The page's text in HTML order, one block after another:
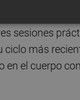
sesiones
más
en el cuerpo